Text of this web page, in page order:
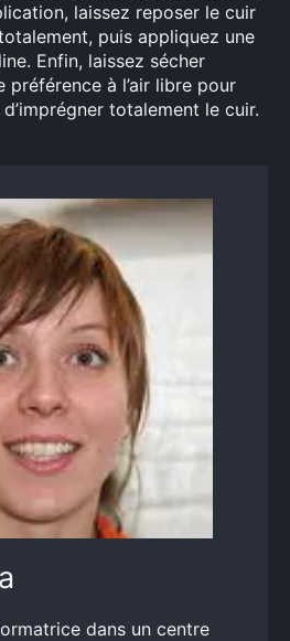
laissez reposer le cuir
totalement, puis appliquez une
Enfin, laissez sécher
préférence à l’air libre pour
totalement le cuir.
dans un centre